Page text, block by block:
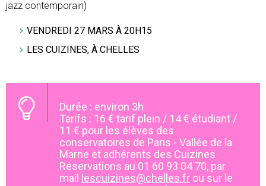
jazz contemporain)
VENDREDI 27 MARS À 20H15
LES CUIZINES, À CHELLES
Durée : environ 3h
Tarifs : 16 € tarif plein / 14 € étudiant /
11 € pour les élèves des
conservatoires de Paris - Vallée de la
Marne et adhérents des Cuizines
Réservations au 01 60 93 04 70, par
mail lescuizines@chelles.fr ou sur le